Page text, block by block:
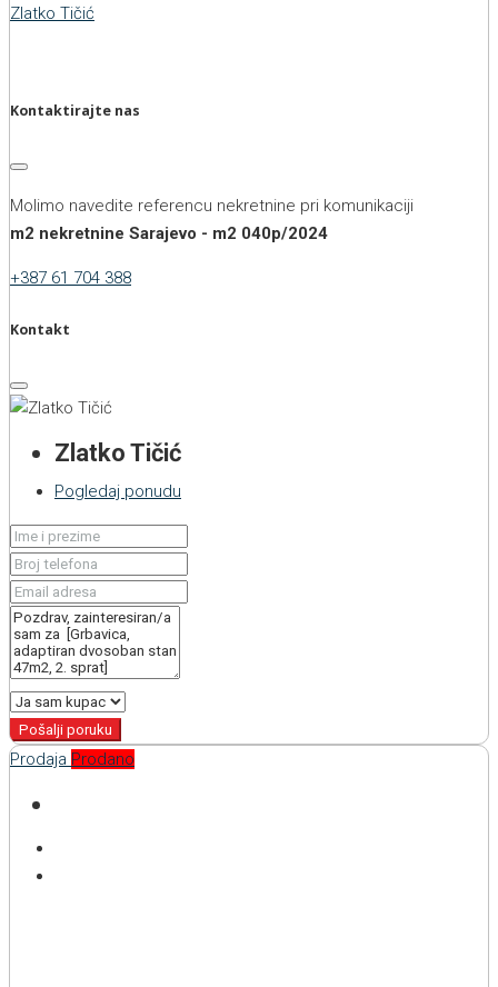
Zlatko Tičić
Kontaktirajte nas
Molimo navedite referencu nekretnine pri komunikaciji
m2 nekretnine Sarajevo - m2 040p/2024
+387 61 704 388
Kontakt
Zlatko Tičić
Pogledaj ponudu
Pošalji poruku
Prodaja Prodano